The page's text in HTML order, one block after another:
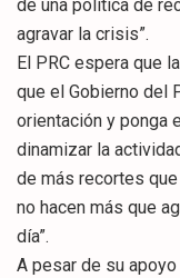
de una política de
agravar la crisis”.
El PRC espera que
que el Gobierno del
orientación y ponga
dinamizar la
de más recortes
no hacen más que
día”.
A pesar de su